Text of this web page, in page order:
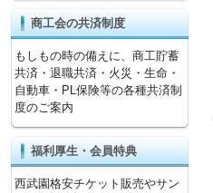
商工会の共済制度
もしもの時の備えに、商工貯蓄
共済・退職共済・火災・生命・
自動車・PL保険等の各種共済制
度のご案内
福利厚生・会員特典
西武園格安チケット販売やサン